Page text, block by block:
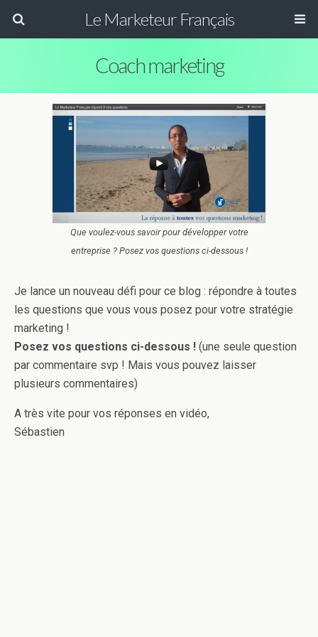
Le Marketeur Français
Coach marketing
Que voulez-vous savoir pour développer votre
entreprise ? Posez vos questions ci-dessous !
Je lance un nouveau défi pour ce blog : répondre à toutes
les questions que vous vous posez pour votre stratégie
marketing !
Posez vos questions ci-dessous ! (une seule question
par commentaire svp ! Mais vous pouvez laisser
plusieurs commentaires)
A très vite pour vos réponses en vidéo,
Sébastien